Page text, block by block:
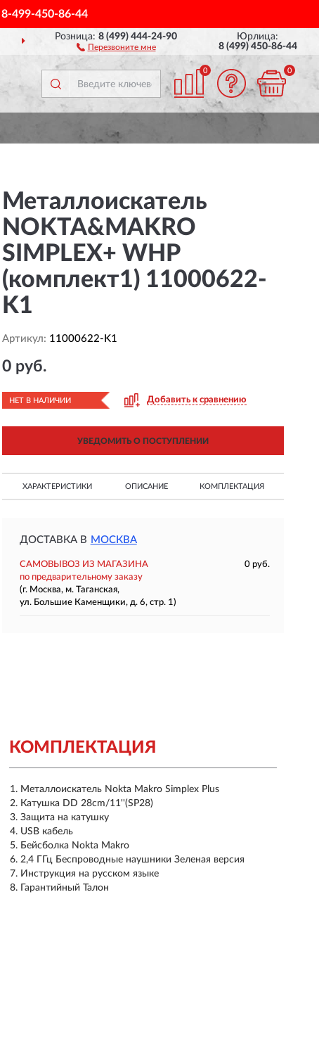
8-499-450-86-44
ПОЛНЫЙАССОРТИМЕНТ
Розница:8 (499) 444-24-90
Перезвоните мне
Юрлица:
8 (499) 450-86-44
0 0
Металлоискатель
NOKTA&MAKRO
SIMPLEX+ WHP
(комплект1) 11000622-
K1
Артикул: 11000622-K1
0 руб.
НЕТ В НАЛИЧИИ Добавить к сравнению
УВЕДОМИТЬ О ПОСТУПЛЕНИИ
ХАРАКТЕРИСТИКИ ОПИСАНИЕ КОМПЛЕКТАЦИЯ
ДОСТАВКА В МОСКВА
САМОВЫВОЗ ИЗ МАГАЗИНА
0 руб.
по предварительному заказу
(г. Москва, м. Таганская,
ул. Большие Каменщики, д. 6, стр. 1)
КОМПЛЕКТАЦИЯ
Металлоискатель Nokta Makro Simplex Plus
Катушка DD 28cm/11''(SP28)
Защита на катушку
USB кабель
Бейсболка Nokta Makro
2,4 ГГц Беспроводные наушники Зеленая версия
Инструкция на русском языке
Гарантийный Талон